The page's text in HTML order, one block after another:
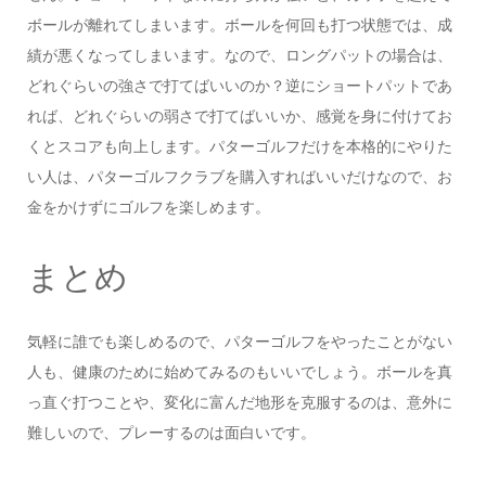
ボールが離れてしまいます。ボールを何回も打つ状態では、成
績が悪くなってしまいます。なので、ロングパットの場合は、
どれぐらいの強さで打てばいいのか？逆にショートパットであ
れば、どれぐらいの弱さで打てばいいか、感覚を身に付けてお
くとスコアも向上します。パターゴルフだけを本格的にやりた
い人は、パターゴルフクラブを購入すればいいだけなので、お
金をかけずにゴルフを楽しめます。
まとめ
気軽に誰でも楽しめるので、パターゴルフをやったことがない
人も、健康のために始めてみるのもいいでしょう。ボールを真
っ直ぐ打つことや、変化に富んだ地形を克服するのは、意外に
難しいので、プレーするのは面白いです。